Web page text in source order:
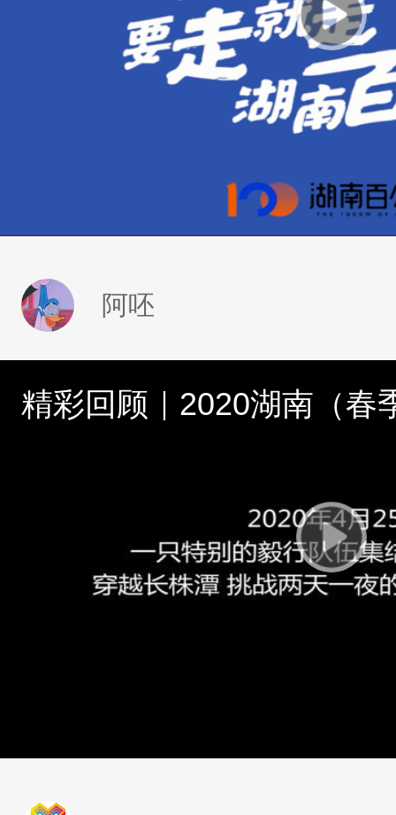
阿呸
精彩回顾｜2020湖南（春